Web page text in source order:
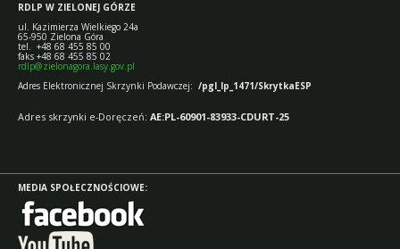
RDLP W ZIELONEJ GÓRZE
ul. Kazimierza Wielkiego 24a
65-950 Zielona Góra
tel. +48 68 455 85 00
faks +48 68 455 85 02
rdlp@zielonagora.lasy.gov.pl
Adres Elektronicznej Skrzynki Podawczej: /pgl_lp_1471/SkrytkaESP
Adres skrzynki e-Doręczeń: AE:PL-60901-83933-CDURT-25
MEDIA SPOŁECZNOŚCIOWE: